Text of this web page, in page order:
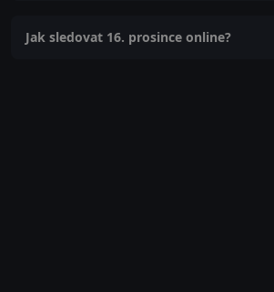
Jak sledovat 16. prosince online?